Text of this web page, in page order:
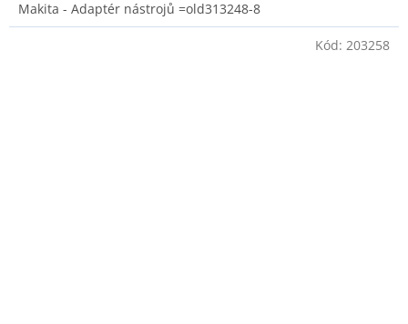
Makita - Adaptér nástrojů =old313248-8
Kód: 203258